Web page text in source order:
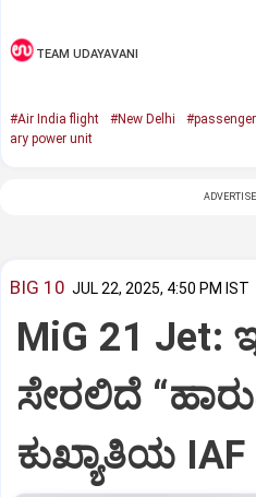
TEAM UDAYAVANI
#Air India flight #New Delhi
ary power unit
BIG 10 JUL 22, 2025, 4:50 PM IST
MiG 21 Jet:
ಸೇರಲಿದೆ
ಕುಖ್ಯಾತಿಯ